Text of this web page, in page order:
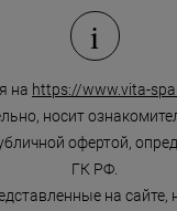
i
на https://www.vita-
носит
офертой,
ГК РФ.
на сайте,